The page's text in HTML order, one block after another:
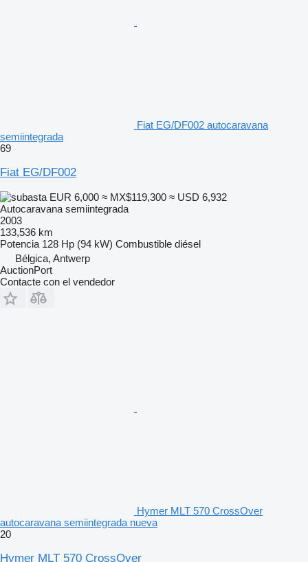
Fiat EG/DF002 autocaravana
semiintegrada
69
Fiat EG/DF002
EUR 6,000 ≈ MX$119,300 ≈ USD 6,932
Autocaravana semiintegrada
2003
133,536 km
Potencia 128 Hp (94 kW) Combustible diésel
Bélgica, Antwerp
AuctionPort
Contacte con el vendedor
Hymer MLT 570 CrossOver
autocaravana semiintegrada nueva
20
Hymer MLT 570 CrossOver